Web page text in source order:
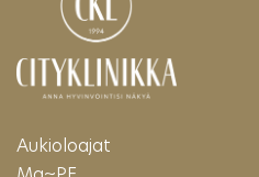
Aukioloajat